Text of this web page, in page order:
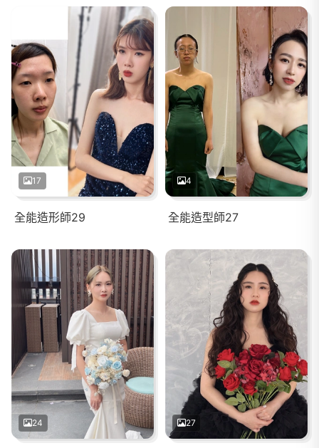
17
全能造形師29
4
全能造型師27
24 27